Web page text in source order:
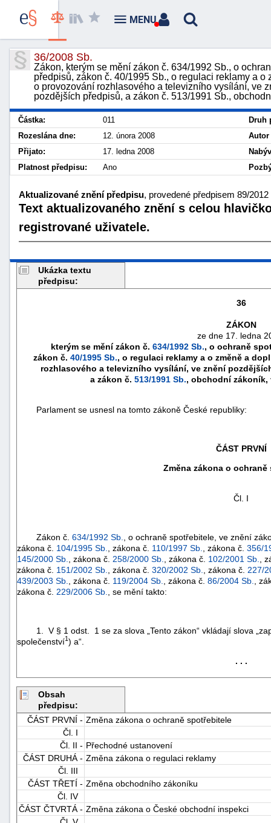
36/2008 Sb.
Zákon, kterým se mění zákon č. 634/1992 Sb., o
předpisů, zákon č. 40/1995 Sb., o regulaci reklamy a
o provozování rozhlasového a televizního vysílání, ve
pozdějších předpisů, a zákon č. 513/1991 Sb.,
Částka: 011
Druh
Rozeslána dne:
12. února 2008
Přijato:
17. ledna 2008
Platnost předpisu:
Ano
Aktualizované znění předpisu, provedené předpisem 89/
Text aktualizovaného znění s celou
registrované uživatele.
Ukázka textu
předpisu:
36
ZÁKON
ze dne 17. ledna
kterým se mění zákon č. 634/1992 Sb., o ochraně
zákon č. 40/1995 Sb., o regulaci reklamy a o změně a
rozhlasového a televizního vysílání, ve znění
a zákon č. 513/1991 Sb., obchodní
Parlament se usnesl na tomto zákoně České republiky:
ČÁST PRVNÍ
Změna zákona o
Čl. I
Zákon č. 634/1992 Sb.
, o ochraně spotřebitele, ve znění
zákona č. 104/1995 Sb. , zákona č. 110/1997 Sb. , zákona č. 356/
145/2000 Sb.
, zákona č. 258/2000 Sb. , zákona č. 102/2001 Sb.
,
zákona č. 151/2002 Sb. , zákona č. 320/2002 Sb. , zákona č. 227/
439/2003 Sb.
, zákona č. 119/2004 Sb. , zákona č. 86/2004 Sb.
,
zákona č. 229/2006 Sb. , se mění takto:
1. V § 1 odst. 1 se za slova „Tento zákon“ vkládají slova
společenství1 ) a“.
. . .
Obsah
předpisu:
ČÁST PRVNÍ - Změna zákona o ochraně spotřebitele
Čl. I
Čl. II - Přechodné ustanovení
ČÁST DRUHÁ - Změna zákona o regulaci reklamy
Čl. III
ČÁST TŘETÍ - Změna obchodního zákoníku
Čl. IV
ČÁST ČTVRTÁ - Změna zákona o České obchodní inspekci
MENU
náhrady
+náhrady